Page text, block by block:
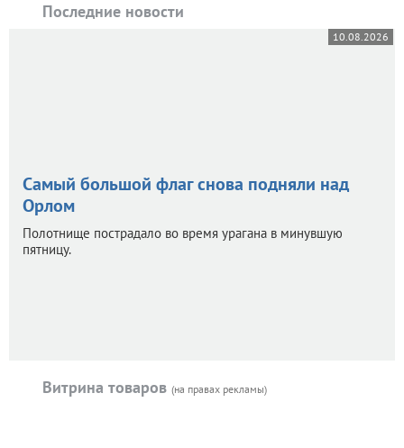
Последние новости
10.08.2026
Самый большой флаг снова подняли над
Орлом
Полотнище пострадало во время урагана в минувшую
пятницу.
Витрина товаров (на правах рекламы)